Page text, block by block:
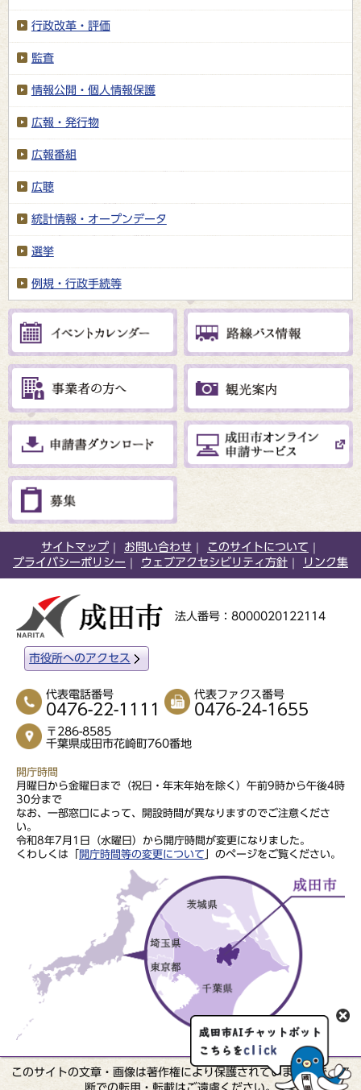
行政改革・評価
監査
情報公開・個人情報保護
広報・発行物
広報番組
広聴
統計情報・オープンデータ
選挙
例規・行政手続等
サイトマップ お問い合わせ
このサイトについて
プライバシーポリシー
ウェブアクセシビリティ方針 リンク集
法人番号：8000020122114
市役所へのアクセス
代表電話番号
0476-22-1111
代表ファクス番号
0476-24-1655
〒286-8585
千葉県成田市花崎町760番地
開庁時間
月曜日から金曜日まで（祝日・年末年始を除く）午前9時から午後4時
30分まで
なお、一部窓口によって、開設時間が異なりますのでご注意くださ
い。
令和8年7月1日（水曜日）から開庁時間が変更になりました。
くわしくは「
開庁時間等の変更について 」のページをご覧ください。
このサイトの文章・画像は著作権により保護されていますので、無
断での転用・転載はご遠慮ください。